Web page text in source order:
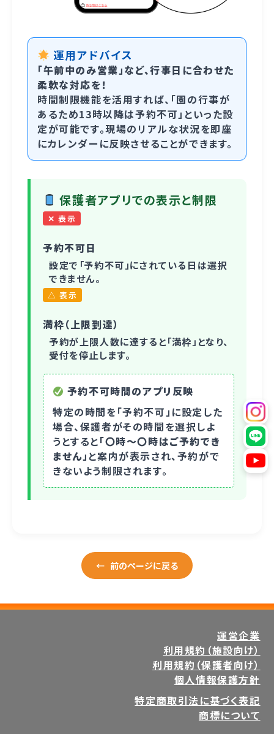
運用アドバイス
「午前中のみ営業」など、行事日に合わせた
柔軟な対応を！
時間制限機能を活用すれば、「園の行事が
あるため13時以降は予約不可」といった設
定が可能です。現場のリアルな状況を即座
にカレンダーに反映させることができます。
保護者アプリでの表示と制限
✕ 表示
予約不可日
設定で「予約不可」にされている日は選択
できません。
△ 表示
満枠（上限到達）
予約が上限人数に達すると「満枠」となり、
受付を停止します。
予約不可時間のアプリ反映
特定の時間を「予約不可」に設定した
場合、保護者がその時間を選択しよ
うとすると「〇時〜〇時はご予約でき
ません」 と案内が表示され、予約がで
きないよう制限されます。
← 前のページに戻る
運営企業
利用規約（施設向け）
利用規約（保護者向け）
個人情報保護方針
特定商取引法に基づく表記
商標について